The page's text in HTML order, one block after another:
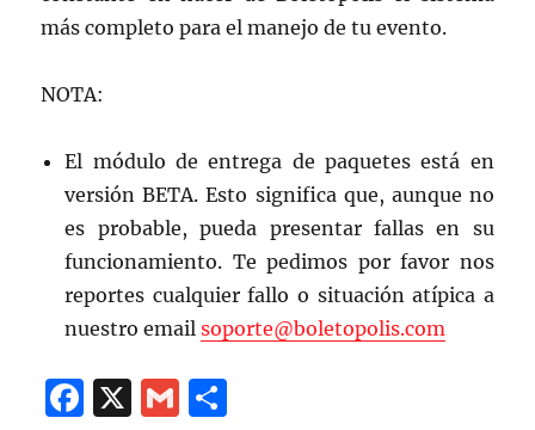
más completo para el manejo de tu evento.
NOTA:
El módulo de entrega de paquetes está en
versión BETA. Esto significa que, aunque no
es probable, pueda presentar fallas en su
funcionamiento. Te pedimos por favor nos
reportes cualquier fallo o situación atípica a
nuestro emailsoporte@boletopolis.com
F
X
G